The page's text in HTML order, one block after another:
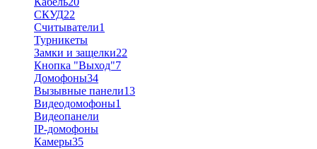
СКУД22
Считыватели1
Турникеты
Замки и защелки22
Кнопка "Выход"7
Домофоны34
Вызывные панели13
Видеодомофоны1
Видеопанели
IP-домофоны
Камеры35